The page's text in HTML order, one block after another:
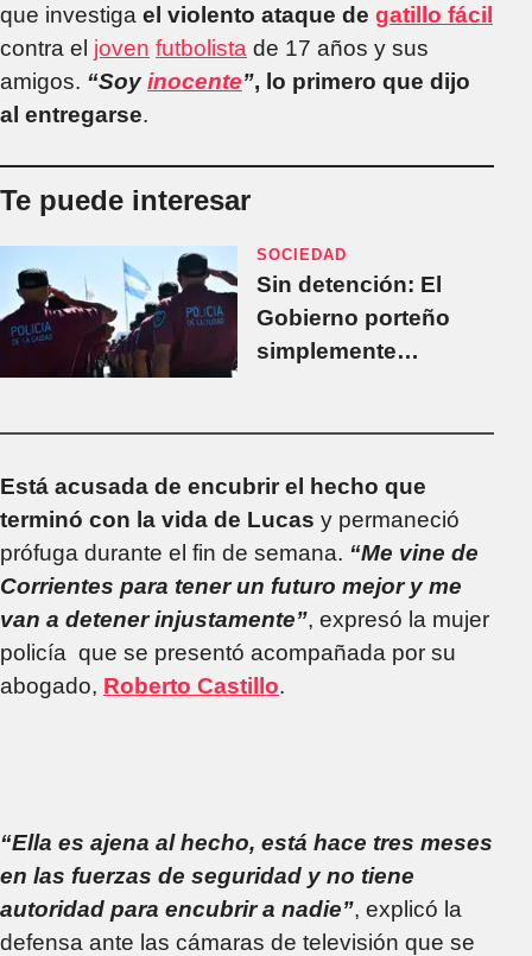
que investiga el violento ataque de gatillo fácil
contra el joven futbolista de 17 años y sus
amigos. “Soy inocente”, lo primero que dijo
al entregarse.
Te puede interesar
SOCIEDAD
Sin detención: El
Gobierno porteño
simplemente
Lucas
Está acusada de encubrir el hecho que
terminó con la vida de Lucas y permaneció
prófuga durante el fin de semana. “Me vine de
Corrientes para tener un futuro mejor y me
van a detener injustamente”, expresó la mujer
policía que se presentó acompañada por su
abogado, Roberto Castillo.
“Ella es ajena al hecho, está hace tres meses
en las fuerzas de seguridad y no tiene
autoridad para encubrir a nadie”, explicó la
defensa ante las cámaras de televisión que se